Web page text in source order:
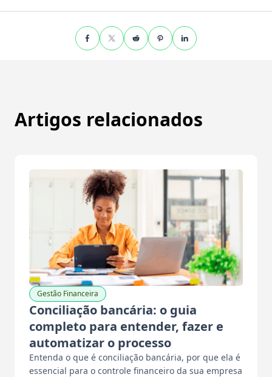
Artigos relacionados
Gestão Financeira
Conciliação bancária: o guia
completo para entender, fazer e
automatizar o processo
Entenda o que é conciliação bancária, por que ela é
essencial para o controle financeiro da sua empresa